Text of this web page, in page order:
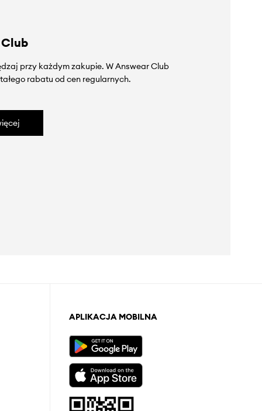
przy każdym zakupie. W Answear Club
rabatu od cen regularnych.
APLIKACJA MOBILNA